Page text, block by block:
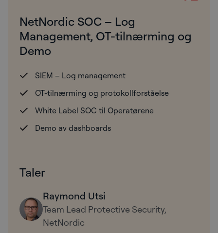
NetNordic SOC – Log
Management, OT-tilnærming og
Demo
SIEM – Log management
OT-tilnærming og protokollforståelse
White Label SOC til Operatørene
Demo av dashboards
Taler
Raymond Utsi
Team Lead Protective Security,
NetNordic